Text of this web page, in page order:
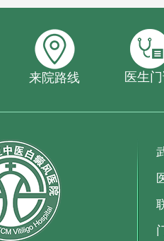
来院路线 医生